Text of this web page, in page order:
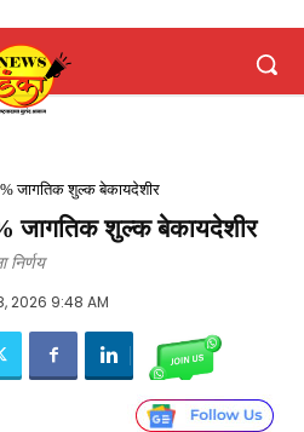
जागतिक शुल्क बेकायदेशीर
जागतिक शुल्क बेकायदेशीर
निर्णय
2026 9:48 AM